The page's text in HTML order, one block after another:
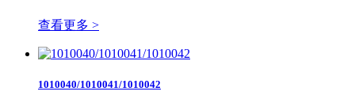
查看更多 >
1010040/1010041/1010042